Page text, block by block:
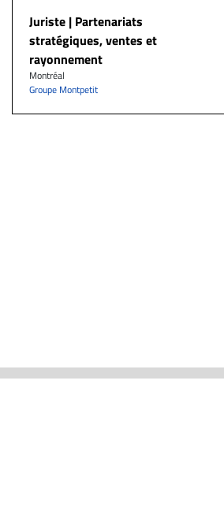
Juriste | Partenariats
stratégiques, ventes et
rayonnement
Montréal
Groupe Montpetit